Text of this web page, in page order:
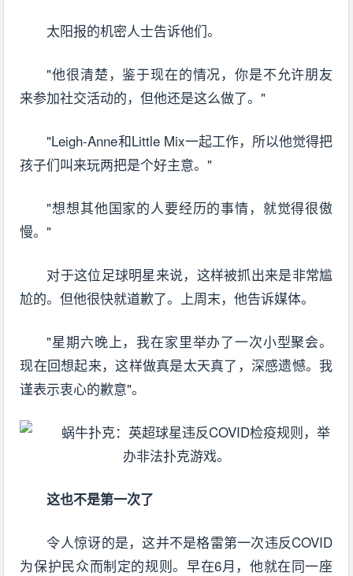
太阳报的机密人士告诉他们。
"他很清楚，鉴于现在的情况，你是不允许朋友
来参加社交活动的，但他还是这么做了。"
"Leigh-Anne和Little Mix一起工作，所以他觉得把
孩子们叫来玩两把是个好主意。"
"想想其他国家的人要经历的事情，就觉得很傲
慢。"
对于这位足球明星来说，这样被抓出来是非常尴
尬的。但他很快就道歉了。上周末，他告诉媒体。
"星期六晚上，我在家里举办了一次小型聚会。
现在回想起来，这样做真是太天真了，深感遗憾。我
谨表示衷心的歉意"。
这也不是第一次了
令人惊讶的是，这并不是格雷第一次违反COVID
为保护民众而制定的规则。早在6月，他就在同一座